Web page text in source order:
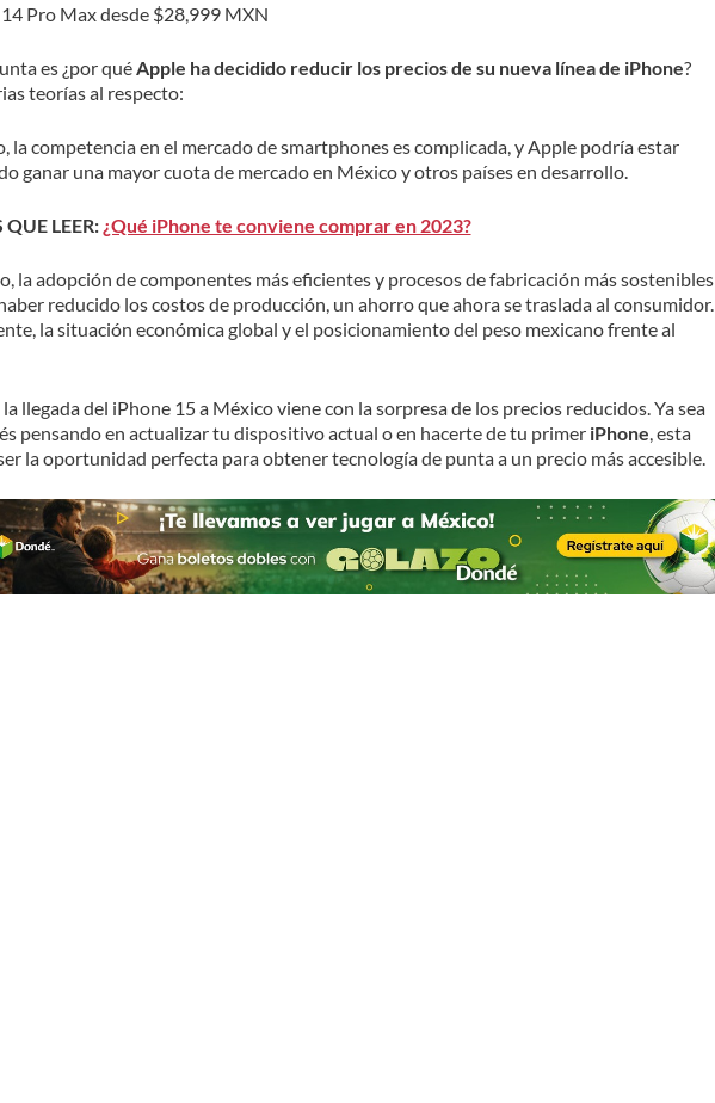
Pro Max desde $28,999 MXN
es ¿por qué Apple ha decidido reducir los precios de su nueva línea de iPhone?
teorías al respecto:
la competencia en el mercado de smartphones es complicada, y Apple podría estar
ganar una mayor cuota de mercado en México y otros países en desarrollo.
QUE LEER: ¿Qué iPhone te conviene comprar en 2023?
la adopción de componentes más eficientes y procesos de fabricación más sostenibles
reducido los costos de producción, un ahorro que ahora se traslada al consumidor.
la situación económica global y el posicionamiento del peso mexicano frente al
llegada del iPhone 15 a México viene con la sorpresa de los precios reducidos. Ya sea
pensando en actualizar tu dispositivo actual o en hacerte de tu primer iPhone , esta
la oportunidad perfecta para obtener tecnología de punta a un precio más accesible.